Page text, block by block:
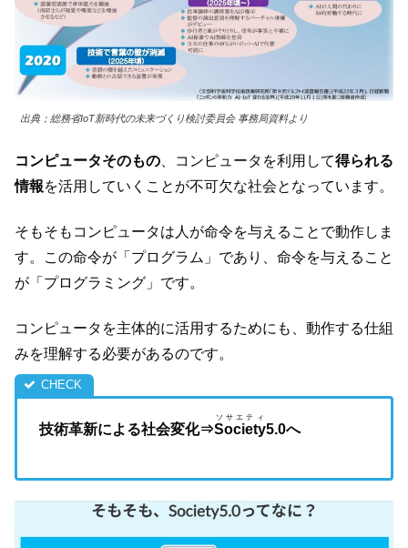
出典；総務省IoT新時代の未来づくり検討委員会 事務局資料より
コンピュータそのもの 、コンピュータを利用して得られる
情報を活用していくことが不可欠な社会となっています。
そもそもコンピュータは人が命令を与えることで動作しま
す。この命令が「プログラム」であり、命令を与えること
が「プログラミング」です。
コンピュータを主体的に活用するためにも、動作する仕組
みを理解する必要があるのです。
技術革新による社会変化⇒Society
ソサエティ
5.0へ